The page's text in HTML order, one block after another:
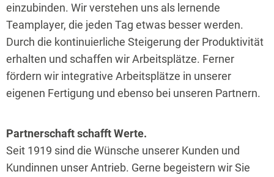
einzubinden. Wir verstehen uns als lernende
Teamplayer, die jeden Tag etwas besser werden.
Durch die kontinuierliche Steigerung der Produktivität
erhalten und schaffen wir Arbeitsplätze. Ferner
fördern wir integrative Arbeitsplätze in unserer
eigenen Fertigung und ebenso bei unseren Partnern.
Partnerschaft schafft Werte.
Seit 1919 sind die Wünsche unserer Kunden und
Kundinnen unser Antrieb. Gerne begeistern wir Sie